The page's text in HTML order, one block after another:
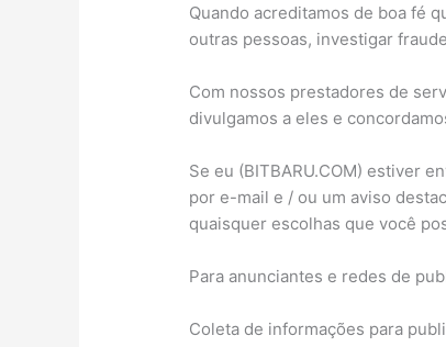
Quando acreditamos de boa fé
outras pessoas, investigar
Com nossos prestadores de
divulgamos a eles e
Se eu (BITBARU.COM) estiver
por e-mail e / ou um aviso
quaisquer escolhas que você
Para anunciantes e redes de
Coleta de informações para